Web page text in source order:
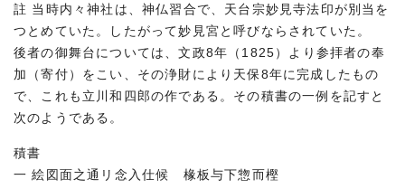
註 当時内々神社は、神仏習合で、天台宗妙見寺法印が別当を
つとめていた。したがって妙見宮と呼びならされていた。
後者の御舞台については、文政8年（1825）より参拝者の奉
加（寄付）をこい、その浄財により天保8年に完成したもの
で、これも立川和四郎の作である。その積書の一例を記すと
次のようである。
積書
一 絵図面之通リ念入仕候 椽板与下惣而樫